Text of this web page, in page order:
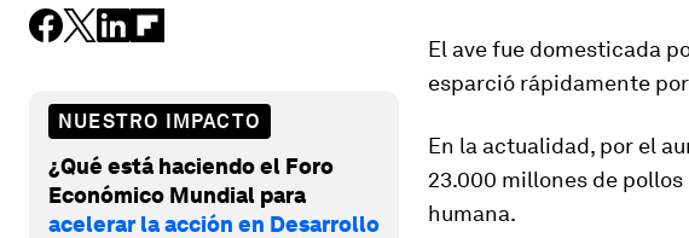
NUESTRO IMPACTO
¿Qué está haciendo el Foro
Económico Mundial para
acelerar la acción en Desarrollo
El ave fue domesticada
esparció rápidamente
En la actualidad, por el
23.000 millones de
humana.